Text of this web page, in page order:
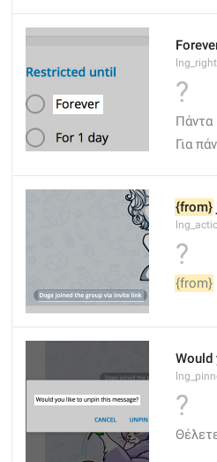
?
Πάντα
Για
{from}
?
{from}
Would
?